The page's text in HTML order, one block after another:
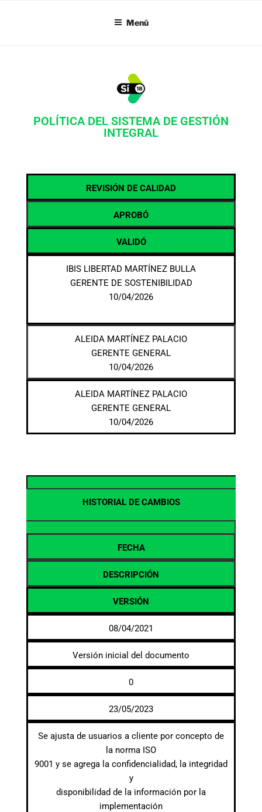
Menú
POLÍTICA DEL SISTEMA DE GESTIÓN
INTEGRAL
REVISIÓN DE CALIDAD
APROBÓ
VALIDÓ
IBIS LIBERTAD MARTÍNEZ BULLA
GERENTE DE SOSTENIBILIDAD
10/04/2026
ALEIDA MARTÍNEZ PALACIO
GERENTE GENERAL
10/04/2026
ALEIDA MARTÍNEZ PALACIO
GERENTE GENERAL
10/04/2026
HISTORIAL DE CAMBIOS
FECHA
DESCRIPCIÓN
VERSIÓN
08/04/2021
Versión inicial del documento
0
23/05/2023
Se ajusta de usuarios a cliente por concepto de
la norma ISO
9001 y se agrega la confidencialidad, la integridad
y
disponibilidad de la información por la
implementación